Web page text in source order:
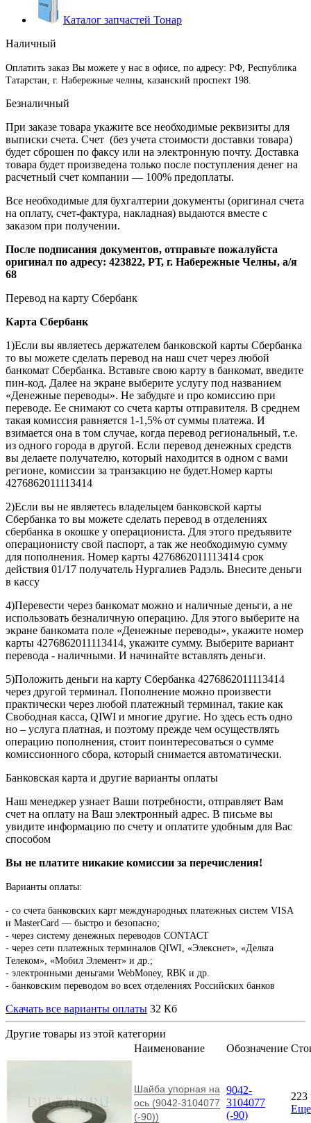
Каталог запчастей Тонар
Наличный
Оплатить заказ Вы можете у нас в офисе, по адресу: РФ, Республика
Татарстан, г. Набережные челны, казанский проспект 198.
Безналичный
При заказе товара укажите все необходимые реквизиты для
выписки счета. Счет (без учета стоимости доставки товара)
будет сброшен по факсу или на электронную почту. Доставка
товара будет произведена только после поступления денег на
расчетный счет компании — 100% предоплаты.
Все необходимые для бухгалтерии документы (оригинал счета
на оплату, счет-фактура, накладная) выдаются вместе с
заказом при получении.
После подписания документов, отправьте пожалуйста
оригинал по адресу: 423822, РТ, г. Набережные Челны, а/я
68
Перевод на карту Сбербанк
Карта Сбербанк
1)Если вы являетесь держателем банковской карты Сбербанка
то вы можете сделать перевод на наш счет через любой
банкомат Сбербанка. Вставьте свою карту в банкомат, введите
пин-код. Далее на экране выберите услугу под названием
«Денежные переводы». Не забудьте и про комиссию при
переводе. Ее снимают со счета карты отправителя. В среднем
такая комиссия равняется 1-1,5% от суммы платежа. И
взимается она в том случае, когда перевод региональный, т.е.
из одного города в другой. Если перевод денежных средств
вы делаете получателю, который находится в одном с вами
регионе, комиссии за транзакцию не будет.Номер карты
4276862011113414
2)Если вы не являетесь владельцем банковской карты
Сбербанка то вы можете сделать перевод в отделениях
сбербанка в окошке у операциониста. Для этого предъявите
операционисту свой паспорт, а так же необходимую сумму
для пополнения. Номер карты 4276862011113414 срок
действия 01/17 получатель Нургалиев Радэль. Внесите деньги
в кассу
4)Перевести через банкомат можно и наличные деньги, а не
использовать безналичную операцию. Для этого выберите на
экране банкомата поле «Денежные переводы», укажите номер
карты 4276862011113414, укажите сумму. Выберите вариант
перевода - наличными. И начинайте вставлять деньги.
5)Положить деньги на карту Сбербанка 4276862011113414
через другой терминал. Пополнение можно произвести
практически через любой платежный терминал, такие как
Свободная касса, QIWI и многие другие. Но здесь есть одно
но – услуга платная, и поэтому прежде чем осуществлять
операцию пополнения, стоит поинтересоваться о сумме
комиссионного сбора, который снимается автоматически.
Банковская карта и другие варианты оплаты
Наш менеджер узнает Ваши потребности, отправляет Вам
счет на оплату на Ваш электронный адрес. В письме вы
увидите информацию по счету и оплатите удобным для Вас
способом
Вы не платите никакие комиссии за перечисления!
Варианты оплаты:
- со счета банковских карт международных платежных систем VISA
и MasterCard — быстро и безопасно;
- через систему денежных переводов CONTACT
- через сети платежных терминалов QIWI, «Элекснет», «Дельта
Телеком», «Мобил Элемент» и др.;
- электронными деньгами WebMoney, RBK и др.
- банковским переводом во всех отделениях Российских банков
Скачать все варианты оплаты 32 Кб
Другие товары из этой категории
Наименование
Обозначение
Шайба упорная на
ось (9042-3104077
(-90))
9042-
3104077
(-90)
223